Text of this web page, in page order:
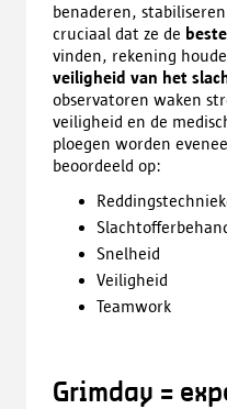
benaderen,
cruciaal dat ze de
vinden, rekening
veiligheid van het
observatoren waken
veiligheid en de
ploegen worden
beoordeeld op:
Snelheid
Veiligheid
Teamwork
Grimday =